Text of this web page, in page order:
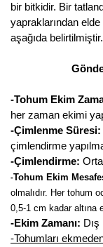
bir bitkidir. Bir
yapraklarından
aşağıda belirtilmiştir.
-Tohum Ekim
her zaman ekimi
-Çimlenme Süresi:
çimlendirme
-Çimlendirme:
-Tohum Ekim
olmalıdır. Her tohum
0,5-1 cm kadar altına
-Ekim Zamanı:
-Tohumları
Girebolu Fidanı
İncir Fidanı
Kapari Gebre Otu
Kayısı Fidanı
Keçiboynuzu Fidanı
Kestane Fidanı